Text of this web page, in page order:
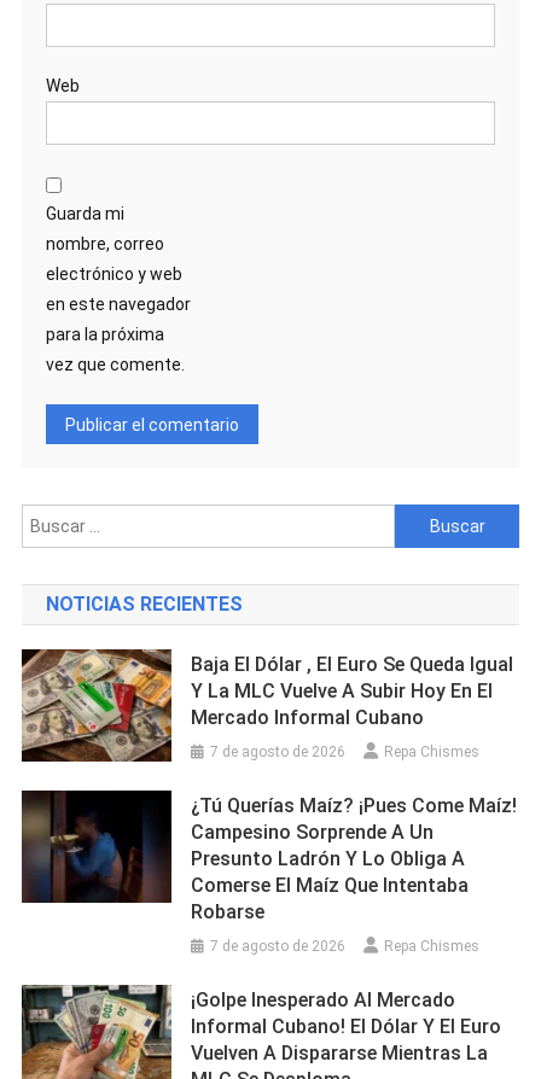
Web
Guarda mi
nombre, correo
electrónico y web
en este navegador
para la próxima
vez que comente.
Buscar:
NOTICIAS RECIENTES
Baja El Dólar , El Euro Se Queda Igual
Y La MLC Vuelve A Subir Hoy En El
Mercado Informal Cubano
7 de agosto de 2026 Repa Chismes
¿Tú Querías Maíz? ¡Pues Come Maíz!
Campesino Sorprende A Un
Presunto Ladrón Y Lo Obliga A
Comerse El Maíz Que Intentaba
Robarse
7 de agosto de 2026 Repa Chismes
¡Golpe Inesperado Al Mercado
Informal Cubano! El Dólar Y El Euro
Vuelven A Dispararse Mientras La